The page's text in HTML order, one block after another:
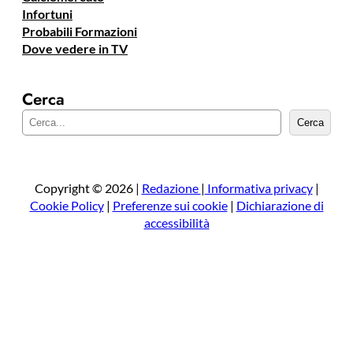
Infortuni
Probabili Formazioni
Dove vedere in TV
Cerca
e
a
Cerca
Copyright © 2026 | Redazione | Informativa privacy|
Cookie Policy| Preferenze sui cookie| Dichiarazione di
accessibilità